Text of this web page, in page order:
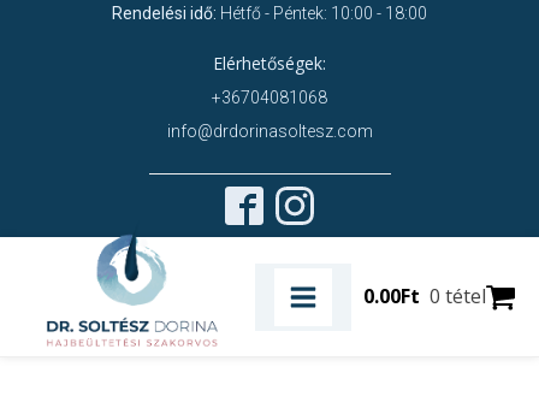
Rendelési idő: Hétfő - Péntek: 10:00 - 18:00
Elérhetőségek:
+36704081068
info@drdorinasoltesz.com
0.00Ft 0 tétel